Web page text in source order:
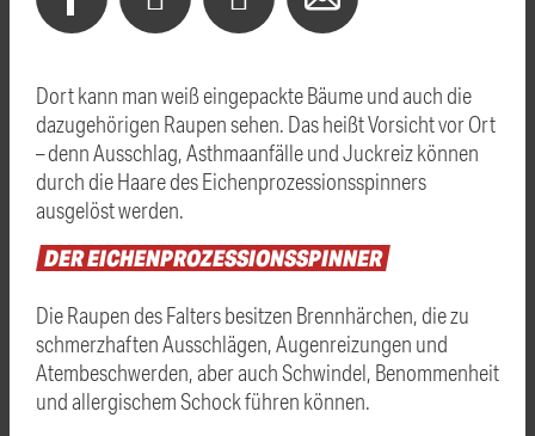
Dort kann man weiß eingepackte Bäume und auch die
dazugehörigen Raupen sehen. Das heißt Vorsicht vor Ort
– denn Ausschlag, Asthmaanfälle und Juckreiz können
durch die Haare des Eichenprozessionsspinners
ausgelöst werden.
DER EICHENPROZESSIONSSPINNER
Die Raupen des Falters besitzen Brennhärchen, die zu
schmerzhaften Ausschlägen, Augenreizungen und
Atembeschwerden, aber auch Schwindel, Benommenheit
und allergischem Schock führen können.